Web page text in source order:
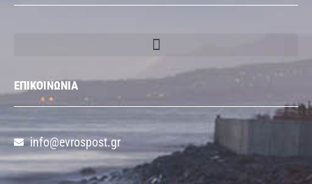
ΕΠΙΚΟΙΝΩΝΙΑ
info@evrospost.gr